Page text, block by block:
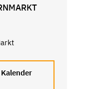
Kalender